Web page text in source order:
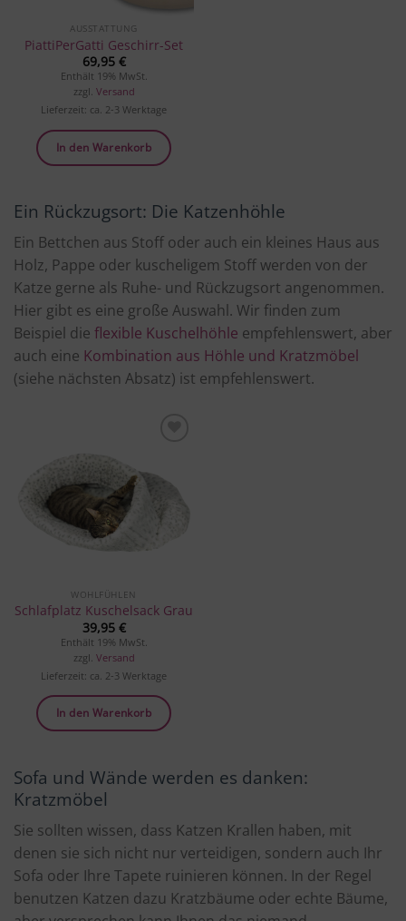
AUSSTATTUNG
PiattiPerGatti Geschirr-Set
69,95 €
Enthält 19% MwSt.
zzgl. Versand
Lieferzeit: ca. 2-3 Werktage
In den Warenkorb
Ein Rückzugsort: Die Katzenhöhle
Ein Bettchen aus Stoff oder auch ein kleines Haus aus
Holz, Pappe oder kuscheligem Stoff werden von der
Katze gerne als Ruhe- und Rückzugsort angenommen.
Hier gibt es eine große Auswahl. Wir finden zum
Beispiel die flexible Kuschelhöhle empfehlenswert, aber
auch eine Kombination aus Höhle und Kratzmöbel
(siehe nächsten Absatz) ist empfehlenswert.
WOHLFÜHLEN
Schlafplatz Kuschelsack Grau
39,95 €
Enthält 19% MwSt.
zzgl. Versand
Lieferzeit: ca. 2-3 Werktage
In den Warenkorb
Sofa und Wände werden es danken:
Kratzmöbel
Sie sollten wissen, dass Katzen Krallen haben, mit
denen sie sich nicht nur verteidigen, sondern auch Ihr
Sofa oder Ihre Tapete ruinieren können. In der Regel
benutzen Katzen dazu Kratzbäume oder echte Bäume,